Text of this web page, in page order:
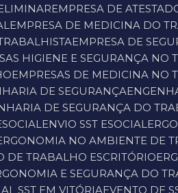
EMPRESA DE
EMPRESA DE MEDICINA DO
EMPRESA DE
HIGIENE E SEGURANÇA NO
EMPRESAS DE MEDICINA NO
DE SEGURANÇA
DE SEGURANÇA DO
ENVIO SST ESOCIAL
ERGONOMIA NO AMBIENTE DE
DE TRABALHO ESCRITÓRIO
E SEGURANÇA DO
SST EM VITÓRIA EVENTO DE